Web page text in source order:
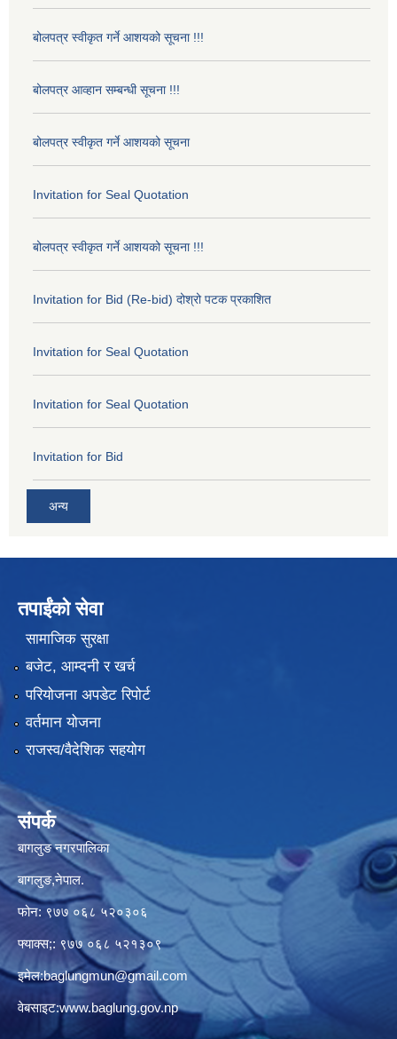
बोलपत्र स्वीकृत गर्ने आशयको सूचना !!!
बोलपत्र आव्हान सम्बन्धी सूचना !!!
बोलपत्र स्वीकृत गर्ने आशयको सूचना
Invitation for Seal Quotation
बोलपत्र स्वीकृत गर्ने आशयको सूचना !!!
Invitation for Bid (Re-bid) दोश्रो पटक प्रकाशित
Invitation for Seal Quotation
Invitation for Seal Quotation
Invitation for Bid
अन्य
तपाईंको सेवा
सामाजिक सुरक्षा
बजेट, आम्दनी र खर्च
परियोजना अपडेट रिपोर्ट
वर्तमान योजना
राजस्व/वैदेशिक सहयोग
संपर्क
बागलुङ नगरपालिका
बागलुङ,नेपाल.
फोन: ९७७ ०६८ ५२०३०६
फ्याक्स;: ९७७ ०६८ ५२१३०९
इमेल:baglungmun@gmail.com
वेबसाइट:www.baglung.gov.np